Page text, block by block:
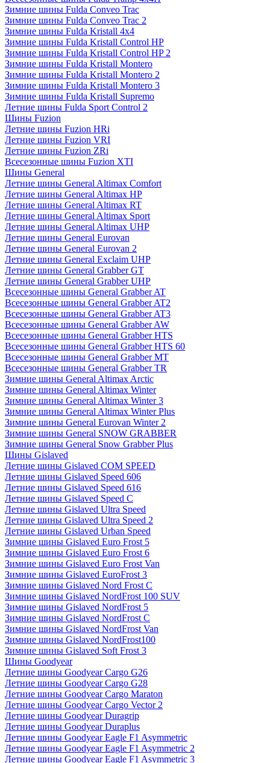
Зимние шины Fulda Conveo Trac
Зимние шины Fulda Conveo Trac 2
Зимние шины Fulda Kristall 4x4
Зимние шины Fulda Kristall Control HP
Зимние шины Fulda Kristall Control HP 2
Зимние шины Fulda Kristall Montero
Зимние шины Fulda Kristall Montero 2
Зимние шины Fulda Kristall Montero 3
Зимние шины Fulda Kristall Supremo
Летние шины Fulda Sport Control 2
Шины Fuzion
Летние шины Fuzion HRi
Летние шины Fuzion VRI
Летние шины Fuzion ZRi
Всесезонные шины Fuzion XTI
Шины General
Летние шины General Altimax Comfort
Летние шины General Altimax HP
Летние шины General Altimax RT
Летние шины General Altimax Sport
Летние шины General Altimax UHP
Летние шины General Eurovan
Летние шины General Eurovan 2
Летние шины General Exclaim UHP
Летние шины General Grabber GT
Летние шины General Grabber UHP
Всесезонные шины General Grabber AT
Всесезонные шины General Grabber AT2
Всесезонные шины General Grabber AT3
Всесезонные шины General Grabber AW
Всесезонные шины General Grabber HTS
Всесезонные шины General Grabber HTS 60
Всесезонные шины General Grabber MT
Всесезонные шины General Grabber TR
Зимние шины General Altimax Arctic
Зимние шины General Altimax Winter
Зимние шины General Altimax Winter 3
Зимние шины General Altimax Winter Plus
Зимние шины General Eurovan Winter 2
Зимние шины General SNOW GRABBER
Зимние шины General Snow Grabber Plus
Шины Gislaved
Летние шины Gislaved COM SPEED
Летние шины Gislaved Speed 606
Летние шины Gislaved Speed 616
Летние шины Gislaved Speed C
Летние шины Gislaved Ultra Speed
Летние шины Gislaved Ultra Speed 2
Летние шины Gislaved Urban Speed
Зимние шины Gislaved Euro Frost 5
Зимние шины Gislaved Euro Frost 6
Зимние шины Gislaved Euro Frost Van
Зимние шины Gislaved EuroFrost 3
Зимние шины Gislaved Nord Frost C
Зимние шины Gislaved NordFrost 100 SUV
Зимние шины Gislaved NordFrost 5
Зимние шины Gislaved NordFrost C
Зимние шины Gislaved NordFrost Van
Зимние шины Gislaved NordFrost100
Зимние шины Gislaved Soft Frost 3
Шины Goodyear
Летние шины Goodyear Cargo G26
Летние шины Goodyear Cargo G28
Летние шины Goodyear Cargo Maraton
Летние шины Goodyear Cargo Vector 2
Летние шины Goodyear Duragrip
Летние шины Goodyear Duraplus
Летние шины Goodyear Eagle F1 Asymmetric
Летние шины Goodyear Eagle F1 Asymmetric 2
Летние шины Goodyear Eagle F1 Asymmetric 3